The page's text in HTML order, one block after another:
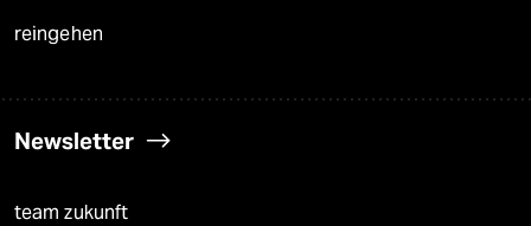
reingehen
Newsletter
team zukunft